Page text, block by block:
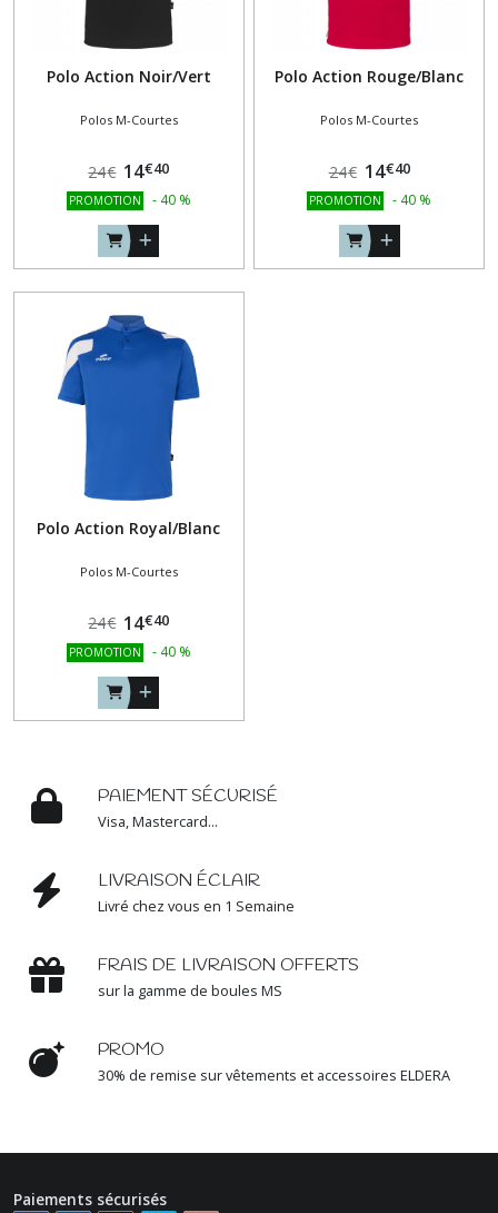
Polo Action Noir/Vert
Polos M-Courtes
24€ 14€40
PROMOTION - 40 %
Polo Action Rouge/Blanc
Polos M-Courtes
24€ 14€40
PROMOTION - 40 %
Polo Action Royal/Blanc
Polos M-Courtes
24€ 14€40
PROMOTION - 40 %
PAIEMENT SÉCURISÉ
Visa, Mastercard...
LIVRAISON ÉCLAIR
Livré chez vous en 1 Semaine
FRAIS DE LIVRAISON OFFERTS
sur la gamme de boules MS
PROMO
30% de remise sur vêtements et accessoires ELDERA
Paiements sécurisés